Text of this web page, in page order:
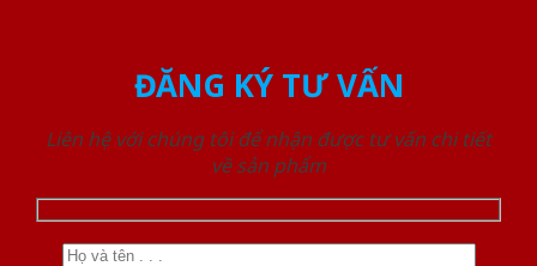
ĐĂNG KÝ TƯ VẤN
Liên hệ với chúng tôi để nhận được tư vấn chi tiết
về sản phẩm